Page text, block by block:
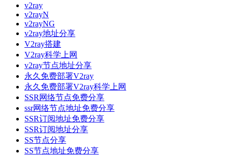
v2ray
v2rayN
v2rayNG
v2ray地址分享
V2ray搭建
V2ray科学上网
v2ray节点地址分享
永久免费部署V2ray
永久免费部署V2ray科学上网
SSR网络节点免费分享
ssr网络节点地址免费分享
SSR订阅地址免费分享
SSR订阅地址分享
SS节点分享
SS节点地址免费分享